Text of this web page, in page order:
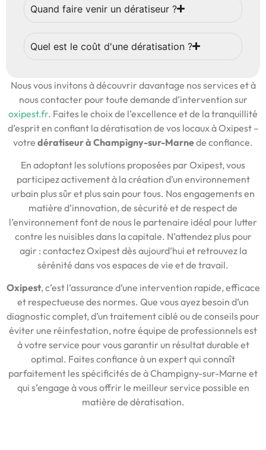
Quand faire venir un dératiseur ?
Quel est le coût d'une dératisation ?
Nous vous invitons à découvrir davantage nos services et à
nous contacter pour toute demande d’intervention sur
oxipest.fr. Faites le choix de l’excellence et de la tranquillité
d’esprit en confiant la dératisation de vos locaux à Oxipest –
votre dératiseur à Champigny-sur-Marnede confiance.
En adoptant les solutions proposées par Oxipest, vous
participez activement à la création d’un environnement
urbain plus sûr et plus sain pour tous. Nos engagements en
matière d’innovation, de sécurité et de respect de
l’environnement font de nous le partenaire idéal pour lutter
contre les nuisibles dans la capitale. N’attendez plus pour
agir : contactez Oxipest dès aujourd’hui et retrouvez la
sérénité dans vos espaces de vie et de travail.
Oxipest, c’est l’assurance d’une intervention rapide, efficace
et respectueuse des normes. Que vous ayez besoin d’un
diagnostic complet, d’un traitement ciblé ou de conseils pour
éviter une réinfestation, notre équipe de professionnels est
à votre service pour vous garantir un résultat durable et
optimal. Faites confiance à un expert qui connaît
parfaitement les spécificités de à Champigny-sur-Marne et
qui s’engage à vous offrir le meilleur service possible en
matière de dératisation.